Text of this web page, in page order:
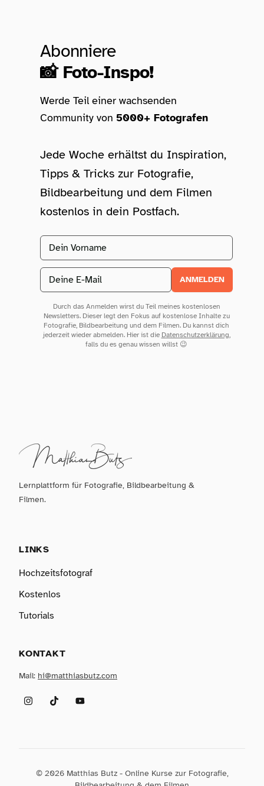
Abonniere
📸 Foto-Inspo!
Werde Teil einer wachsenden
Community von 5000+ Fotografen
Jede Woche erhältst du Inspiration,
Tipps & Tricks zur Fotografie,
Bildbearbeitung und dem Filmen
kostenlos in dein Postfach.
Vorname
Email address ANMELDEN
Durch das Anmelden wirst du Teil meines kostenlosen
Newsletters. Dieser legt den Fokus auf kostenlose Inhalte zu
Fotografie, Bildbearbeitung und dem Filmen. Du kannst dich
jederzeit wieder abmelden. Hier ist die Datenschutzerklärung
falls du es genau wissen willst 😉
Lernplattform für Fotografie, Bildbearbeitung &
Filmen.
LINKS
Hochzeitsfotograf
Kostenlos
Tutorials
KONTAKT
Mail: hi@matthiasbutz.com
InstagramTikTokYouTube
© 2026 Matthias Butz - Online Kurse zur Fotografie,